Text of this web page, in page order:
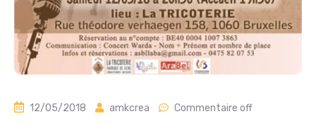
12/05/2018 amkcrea Commentaire off